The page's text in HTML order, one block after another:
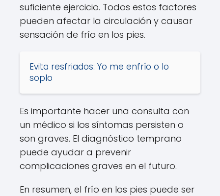
suficiente ejercicio. Todos estos factores
pueden afectar la circulación y causar
sensación de frío en los pies.
Evita resfriados: Yo me enfrío o lo
soplo
Es importante hacer una consulta con
un médico si los síntomas persisten o
son graves. El diagnóstico temprano
puede ayudar a prevenir
complicaciones graves en el futuro.
En resumen, el frío en los pies puede ser